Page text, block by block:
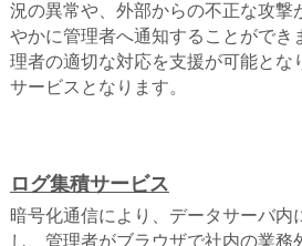
況の異常や、外部からの不正な攻撃
やかに管理者へ通知することができ
理者の適切な対応を支援が可能と
サービスとなります。
ログ集積サービス
暗号化通信により、データサーバ内
し、管理者がブラウザで社内の業務